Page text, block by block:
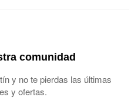
comunidad
y no te pierdas las últimas
y ofertas.